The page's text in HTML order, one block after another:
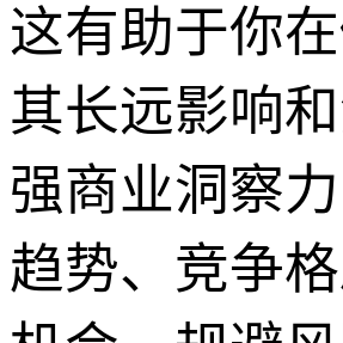
这有助于你
其长远影响
强商业洞察
趋势、竞争